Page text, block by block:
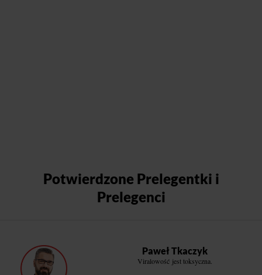
Potwierdzone Prelegentki i
Prelegenci
Paweł Tkaczyk
Viralowość jest toksyczna.